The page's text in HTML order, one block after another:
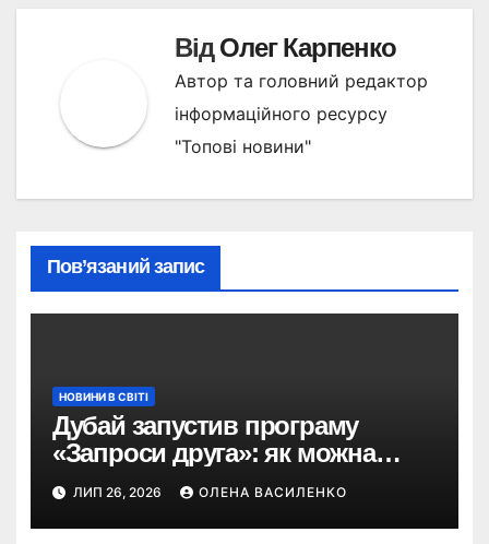
ВідОлег Карпенко
Автор та головний редактор
інформаційного ресурсу
"Топові новини"
Пов’язаний запис
НОВИНИ В СВІТІ
Дубай запустив програму
«Запроси друга»: як можна
отримати винагороду за
туристів
ЛИП 26, 2026 ОЛЕНА ВАСИЛЕНКО